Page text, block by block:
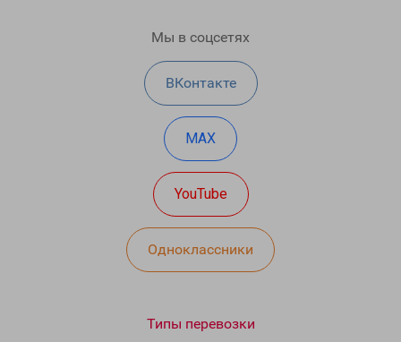
Мы в соцсетях
ВКонтакте
MAX
YouTube
Одноклассники
Типы перевозки